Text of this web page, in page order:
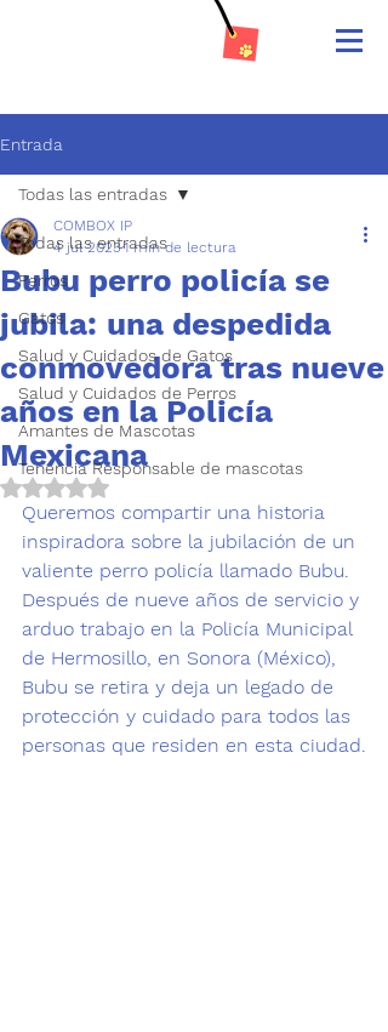
Entrada
Todas las entradas
Perros
Gatos
Salud y Cuidados de Gatos
Salud y Cuidados de Perros
Amantes de Mascotas
Tenencia Responsable de mascotas
Todas las entradas
Bubu perro policía se
jubila: una despedida
conmovedora tras nueve
años en la Policía
Mexicana
COMBOX IP
4 jul 20231 min de lectura
Obtuvo NaN de 5 estrellas.
Queremos compartir una historia
inspiradora sobre la jubilación de un
valiente perro policía llamado Bubu.
Después de nueve años de servicio y
arduo trabajo en la Policía Municipal
de Hermosillo, en Sonora (México),
Bubu se retira y deja un legado de
protección y cuidado para todos las
personas que residen en esta ciudad.